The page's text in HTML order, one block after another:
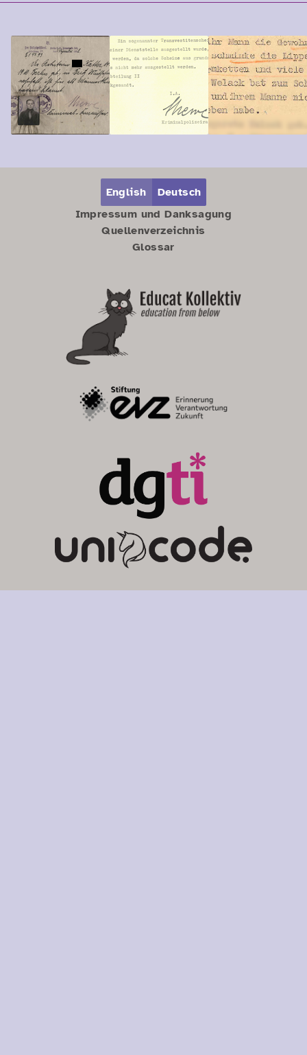
Zum Hauptbereich springen
Zum Hauptmenü springen
Impressum und Danksagung
Quellenverzeichnis
Glossar
English Deutsch